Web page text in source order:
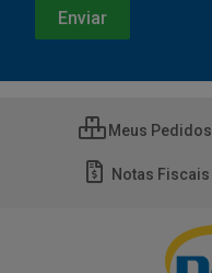
Meus Pedidos
Notas Fiscais